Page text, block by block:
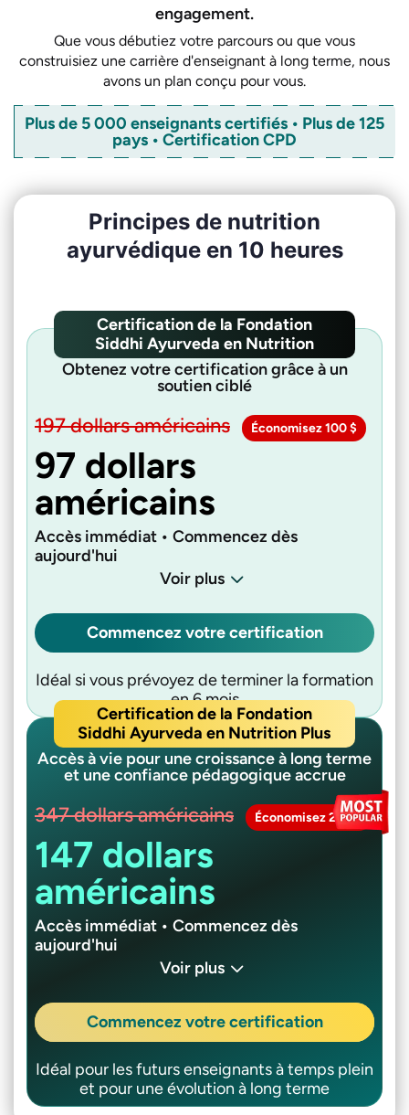
engagement.
Que vous débutiez votre parcours ou que vous
construisiez une carrière d'enseignant à long terme, nous
avons un plan conçu pour vous.
Plus de 5 000 enseignants certifiés • Plus de 125
pays • Certification CPD
Principes de nutrition
ayurvédique en 10 heures
Certification de la Fondation
Siddhi Ayurveda en Nutrition
Obtenez votre certification grâce à un
soutien ciblé
197 dollars américains Économisez 100 $
97 dollars
américains
Accès immédiat • Commencez dès
aujourd'hui
Voir plus
Commencez votre certification
Idéal si vous prévoyez de terminer la formation
en 6 mois
Certification de la Fondation
Siddhi Ayurveda en Nutrition Plus
Accès à vie pour une croissance à long terme
et une confiance pédagogique accrue
347 dollars américains Économisez 200 $
147 dollars
américains
Accès immédiat • Commencez dès
aujourd'hui
Voir plus
Commencez votre certification
Idéal pour les futurs enseignants à temps plein
et pour une évolution à long terme